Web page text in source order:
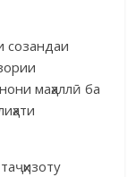
созандаи
маҳаллӣ ба